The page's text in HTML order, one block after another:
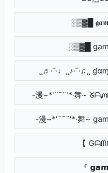
░▒▓█
░▒▓█
¸¸♬·¯·♩¸¸♪·¯·♫¸¸
-漫~*'¨¯¨'*·舞~
-漫~*'¨¯¨'*·舞~
【
『